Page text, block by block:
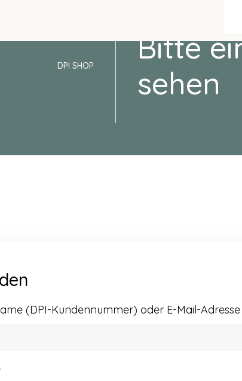
DPI SHOP
Bitte
sehen
(DPI-Kundennummer) oder E-Mail-Adresse
Erforderlich